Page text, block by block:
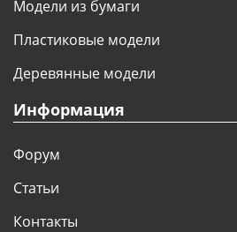
Модели из бумаги
Пластиковые модели
Деревянные модели
Информация
Форум
Статьи
Контакты